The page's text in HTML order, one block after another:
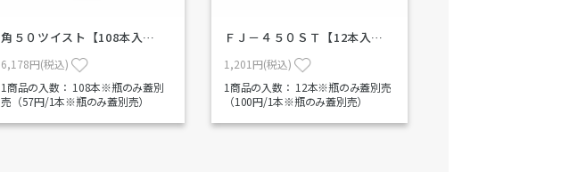
角５０ツイスト【108本入…
6,178円(税込)
1商品の入数： 108本※瓶のみ蓋別
売（57円/1本※瓶のみ蓋別売）
ＦＪ－４５０ＳＴ【12本入…
1,201円(税込)
1商品の入数： 12本※瓶のみ蓋別売
（100円/1本※瓶のみ蓋別売）